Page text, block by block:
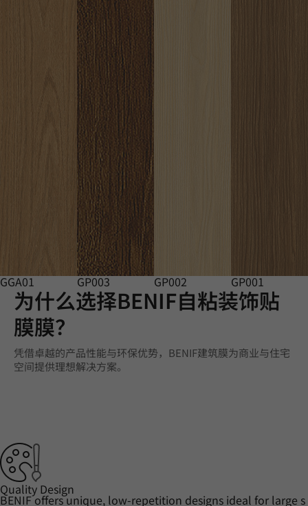
GGA01 GP003 GP002 GP001
为什么选择BENIF自粘装饰贴
膜膜？
凭借卓越的产品性能与环保优势，BENIF建筑膜为商业与住宅
空间提供理想解决方案。
Quality Design
BENIF offers unique, low-repetition designs ideal for large s